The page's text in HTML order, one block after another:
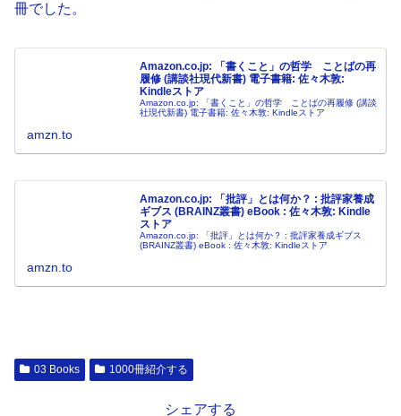
冊でした。
Amazon.co.jp: 「書くこと」の哲学 ことばの再
履修 (講談社現代新書) 電子書籍: 佐々木敦:
Kindleストア
Amazon.co.jp: 「書くこと」の哲学 ことばの再履修 (講談
社現代新書) 電子書籍: 佐々木敦: Kindleストア
amzn.to
Amazon.co.jp: 「批評」とは何か？ : 批評家養成
ギブス (BRAINZ叢書) eBook : 佐々木敦: Kindle
ストア
Amazon.co.jp: 「批評」とは何か？ : 批評家養成ギブス
(BRAINZ叢書) eBook : 佐々木敦: Kindleストア
amzn.to
03 Books 1000冊紹介する
シェアする